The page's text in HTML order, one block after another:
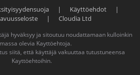
| Käyttöehdot
|
| Cloudia Ltd
hyväksyy ja sitoutuu noudattamaan kulloinkin
olevia Kayttöehtoja.
siitä, että käyttäjä vakuuttaa tutustuneensa
Kayttöehtoihin.